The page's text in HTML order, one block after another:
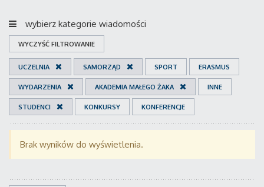
wybierz kategorie wiadomości
WYCZYŚĆ FILTROWANIE
UCZELNIA SAMORZĄD SPORT ERASMUS
WYDARZENIA AKADEMIA MAŁEGO ŻAKA INNE
STUDENCI KONKURSY KONFERENCJE
Brak wyników do wyświetlenia.